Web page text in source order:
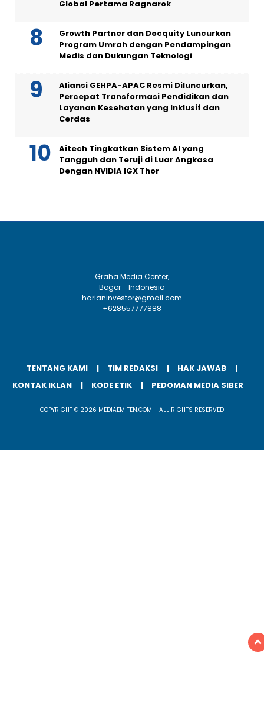
Global Pertama Ragnarok
Growth Partner dan Docquity Luncurkan
Program Umrah dengan Pendampingan
Medis dan Dukungan Teknologi
Aliansi GEHPA-APAC Resmi Diluncurkan,
Percepat Transformasi Pendidikan dan
Layanan Kesehatan yang Inklusif dan
Cerdas
Aitech Tingkatkan Sistem AI yang
Tangguh dan Teruji di Luar Angkasa
Dengan NVIDIA IGX Thor
Graha Media Center,
Bogor - Indonesia
harianinvestor@gmail.com
+628557777888
TENTANG KAMI TIM REDAKSI
HAK JAWAB
KONTAK IKLAN
KODE ETIK PEDOMAN MEDIA SIBER
COPYRIGHT © 2026 MEDIAEMITEN.COM - ALL RIGHTS RESERVED